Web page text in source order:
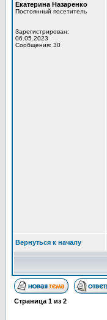
Екатерина Назаренко
Постоянный посетитель
Зарегистрирован:
06.05.2023
Сообщения: 30
Вернуться к началу
Страница 1 из 2